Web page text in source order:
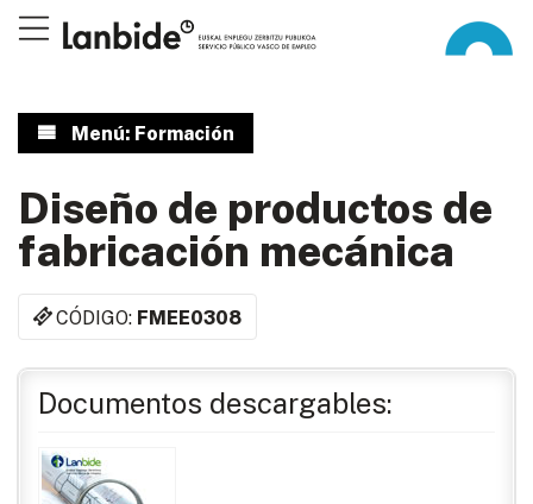
Menú: Formación
Diseño de productos de
fabricación mecánica
CÓDIGO: FMEE0308
Documentos descargables: